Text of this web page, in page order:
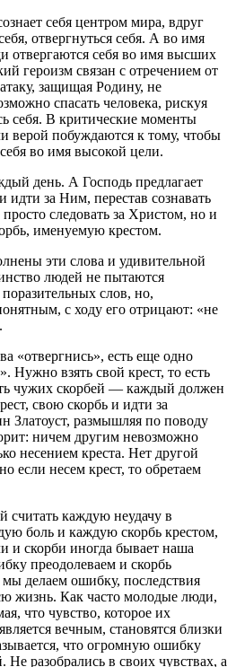
себя центром мира, вдруг
отвергнуться себя. А во имя
отвергаются себя во имя высших
героизм связан с отречением от
защищая Родину, не
спасать человека, рискуя
себя. В критические моменты
верой побуждаются к тому, чтобы
во имя высокой цели.
день. А Господь предлагает
идти за Ним, перестав сознавать
следовать за Христом, но и
именуемую крестом.
эти слова и удивительной
людей не пытаются
слов, но,
с ходу его отрицают: «не
«отвергнись», есть еще одно
Нужно взять свой крест, то есть
чужих скорбей — каждый должен
свою скорбь и идти за
Златоуст, размышляя по поводу
ничем другим невозможно
несением креста. Нет другой
если несем крест, то обретаем
каждую неудачу в
боль и каждую скорбь крестом,
и скорби иногда бывает наша
преодолеваем и скорбь
делаем ошибку, последствия
жизнь. Как часто молодые люди,
что чувство, которое их
вечным, становятся близки
что огромную ошибку
Не разобрались в своих чувствах, а